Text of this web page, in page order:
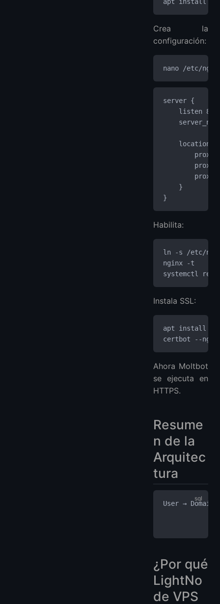
Crea la
configuración:
nano /etc/
server {
    listen 80;
location /
    }
}
Habilita:
ln -s /etc/
nginx -t
systemctl
Instala SSL:
apt install -y
certbot --
Ahora Moltbot
se ejecuta en
HTTPS.
Resume
n de la
Arquitec
tura
User →
¿Por qué
LightNo
de VPS